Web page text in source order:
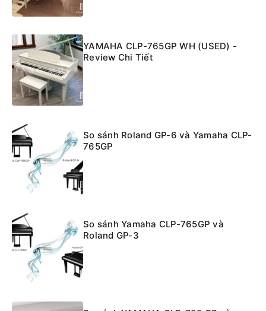
YAMAHA CLP-765GP WH (USED) -
Review Chi Tiết
So sánh Roland GP-6 và Yamaha CLP-
765GP
So sánh Yamaha CLP-765GP và
Roland GP-3